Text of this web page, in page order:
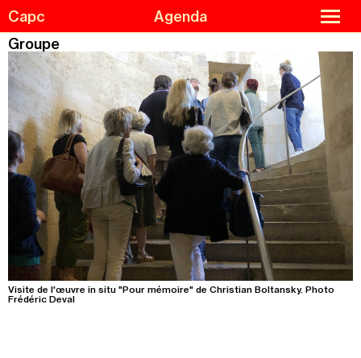
to
main
content
Capc Agenda
close
menu
Menu
de
navigation
Agenda
Exhibitions
Guided tours and workshops
Capc Kids
Collections
The Capc
Residencies
Support us
Practical information
Groupe
Visite de l'œuvre in situ "Pour mémoire" de Christian Boltansky. Photo
Frédéric Deval